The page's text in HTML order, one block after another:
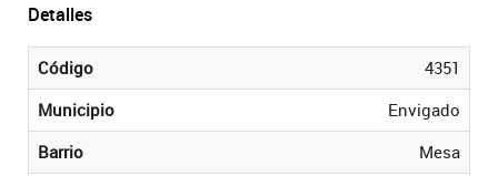
Detalles
Código
4351
Municipio
Envigado
Barrio
Mesa